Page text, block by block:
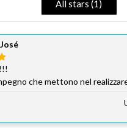
All stars (1)
5
che mettono nel